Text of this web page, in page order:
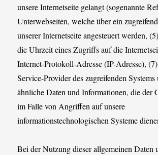
unsere Internetseite gelangt (sogenannte
Unterwebseiten, welche über ein
unserer Internetseite angesteuert werden,
die Uhrzeit eines Zugriffs auf die
Internet-Protokoll-Adresse (IP-Adresse),
Service-Provider des zugreifenden
ähnliche Daten und Informationen, die der
im Falle von Angriffen auf unsere
informationstechnologischen Systeme
Bei der Nutzung dieser allgemeinen Daten